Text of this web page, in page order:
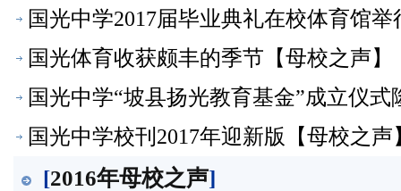
国光中学2017届毕业典礼在校体育馆
国光体育收获颇丰的季节【母校之声】
国光中学“坡县扬光教育基金”成立仪
国光中学校刊2017年迎新版【母校之声
[2016年母校之声]